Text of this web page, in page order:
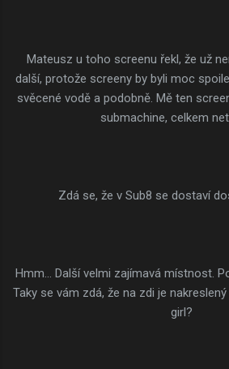
Mateusz u toho screenu řekl, že už
další, protože screeny by byli moc
svěcené vodě a podobně. Mě ten
submachine, celkem
Zdá se, že v Sub8 se dostaví
Hmm... Další velmi zajímavá místnost.
Taky se vám zdá, že na zdi je
girl?